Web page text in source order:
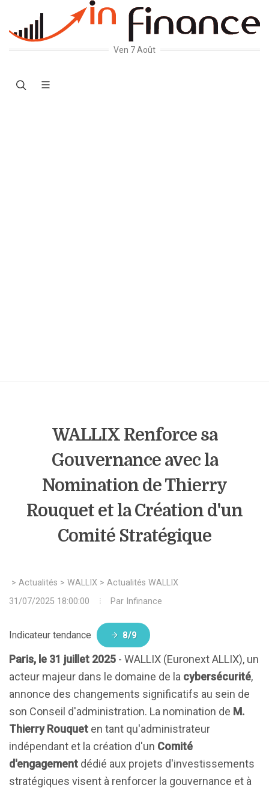
Ven 7 Août
WALLIX Renforce sa
Gouvernance avec la
Nomination de Thierry
Rouquet et la Création d'un
Comité Stratégique
> Actualités > WALLIX > Actualités WALLIX
31/07/2025 18:00:00
Par Infinance
Indicateur tendance 8/9
Paris, le 31 juillet 2025 - WALLIX (Euronext ALLIX), un
acteur majeur dans le domaine de la cybersécurité,
annonce des changements significatifs au sein de
son Conseil d'administration. La nomination de M.
Thierry Rouquet en tant qu'administrateur
indépendant et la création d'un Comité
d'engagement dédié aux projets d'investissements
stratégiques visent à renforcer la gouvernance et à